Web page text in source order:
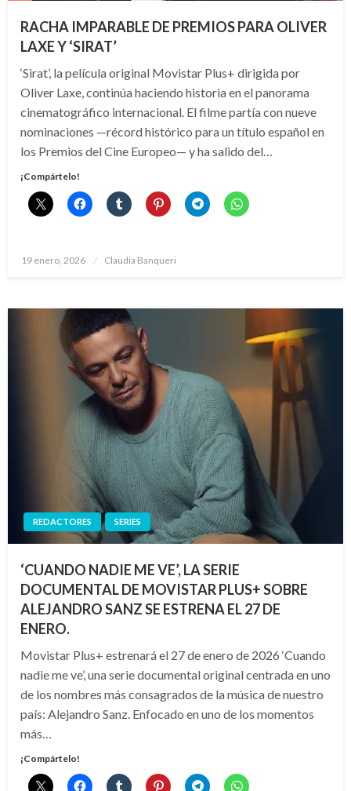
RACHA IMPARABLE DE PREMIOS PARA OLIVER
LAXE Y ‘SIRAT’
‘Sirat’, la película original Movistar Plus+ dirigida por
Oliver Laxe, continúa haciendo historia en el panorama
cinematográfico internacional. El filme partía con nueve
nominaciones —récord histórico para un título español en
los Premios del Cine Europeo— y ha salido del…
¡Compártelo!
Publicado
19 enero, 2026 Claudia Banqueri
REDACTORES SERIES
‘CUANDO NADIE ME VE’, LA SERIE
DOCUMENTAL DE MOVISTAR PLUS+ SOBRE
ALEJANDRO SANZ SE ESTRENA EL 27 DE
ENERO.
Movistar Plus+ estrenará el 27 de enero de 2026 ‘Cuando
nadie me ve’, una serie documental original centrada en uno
de los nombres más consagrados de la música de nuestro
país: Alejandro Sanz. Enfocado en uno de los momentos
más…
¡Compártelo!